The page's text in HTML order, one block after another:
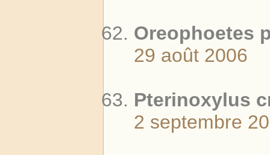
Oreophoetes
29 août 2006
Pterinoxylus
2 septembre